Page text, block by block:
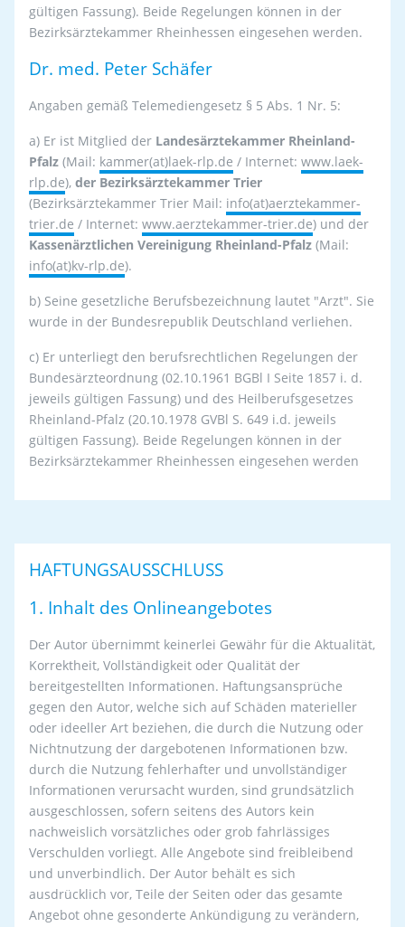
gültigen Fassung). Beide Regelungen können in der
Bezirksärztekammer Rheinhessen eingesehen werden.
Dr. med. Peter Schäfer
Angaben gemäß Telemediengesetz § 5 Abs. 1 Nr. 5:
a) Er ist Mitglied der Landesärztekammer Rheinland-
Pfalz (Mail: kammer(at)laek-rlp.de / Internet: www.laek-
rlp.de), der Bezirksärztekammer Trier
(Bezirksärztekammer Trier Mail: info(at)aerztekammer-
trier.de / Internet: www.aerztekammer-trier.de) und der
Kassenärztlichen Vereinigung Rheinland-Pfalz (Mail:
info(at)kv-rlp.de).
b) Seine gesetzliche Berufsbezeichnung lautet "Arzt". Sie
wurde in der Bundesrepublik Deutschland verliehen.
c) Er unterliegt den berufsrechtlichen Regelungen der
Bundesärzteordnung (02.10.1961 BGBl I Seite 1857 i. d.
jeweils gültigen Fassung) und des Heilberufsgesetzes
Rheinland-Pfalz (20.10.1978 GVBl S. 649 i.d. jeweils
gültigen Fassung). Beide Regelungen können in der
Bezirksärztekammer Rheinhessen eingesehen werden
HAFTUNGSAUSSCHLUSS
1. Inhalt des Onlineangebotes
Der Autor übernimmt keinerlei Gewähr für die Aktualität,
Korrektheit, Vollständigkeit oder Qualität der
bereitgestellten Informationen. Haftungsansprüche
gegen den Autor, welche sich auf Schäden materieller
oder ideeller Art beziehen, die durch die Nutzung oder
Nichtnutzung der dargebotenen Informationen bzw.
durch die Nutzung fehlerhafter und unvollständiger
Informationen verursacht wurden, sind grundsätzlich
ausgeschlossen, sofern seitens des Autors kein
nachweislich vorsätzliches oder grob fahrlässiges
Verschulden vorliegt. Alle Angebote sind freibleibend
und unverbindlich. Der Autor behält es sich
ausdrücklich vor, Teile der Seiten oder das gesamte
Angebot ohne gesonderte Ankündigung zu verändern,